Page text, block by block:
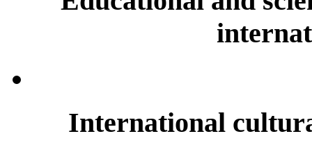
International